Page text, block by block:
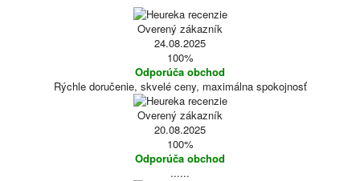
Overený zákazník
24.08.2025
100%
Odporúča obchod
Rýchle doručenie, skvelé ceny, maximálna spokojnosť
Overený zákazník
20.08.2025
100%
Odporúča obchod
......